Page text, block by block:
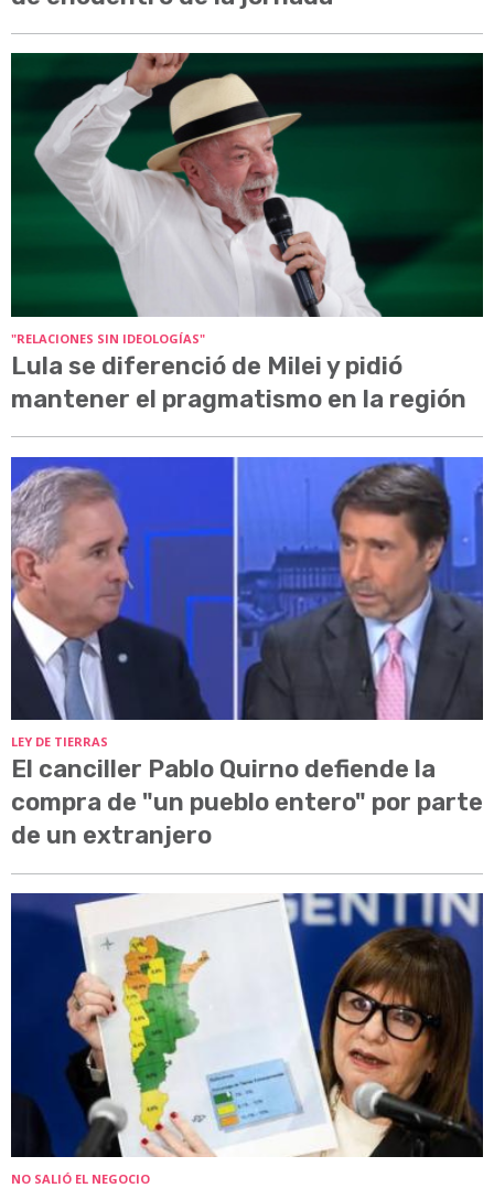
"RELACIONES SIN IDEOLOGÍAS"
Lula se diferenció de Milei y pidió
mantener el pragmatismo en la región
LEY DE TIERRAS
El canciller Pablo Quirno defiende la
compra de "un pueblo entero" por parte
de un extranjero
NO SALIÓ EL NEGOCIO